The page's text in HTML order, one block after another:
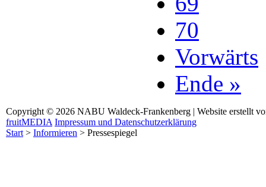
70
Vorwärts
Ende »
Copyright © 2026 NABU Waldeck-Frankenberg | Website erstellt
fruitMEDIA Impressum und Datenschutzerklärung
Start> Informieren > Pressespiegel